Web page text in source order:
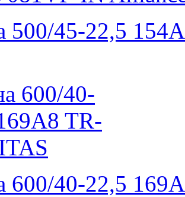
45-22,5
40-22,5